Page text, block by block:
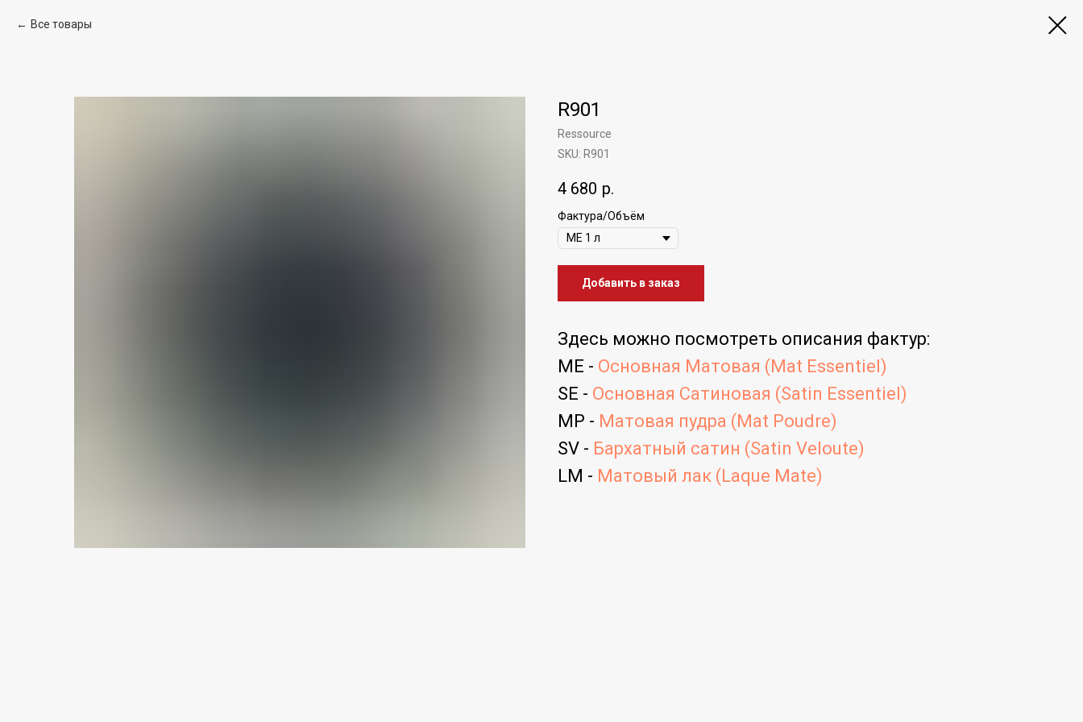
Все товары
R901
Ressource
SKU: R901
4 680 р.
Фактура/Объём
Добавить в заказ
Здесь можно посмотреть описания фактур:
ME - Основная Матовая (Mat Essentiel)
SE - Основная Сатиновая (Satin Essentiel)
MP - Матовая пудра (Mat Poudre)
SV - Бархатный сатин (Satin Veloute)
LM - Матовый лак (Laque Mate)